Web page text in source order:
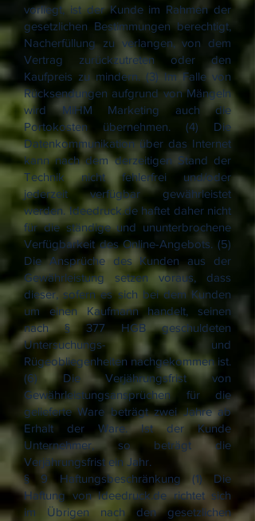
vorliegt, ist der Kunde im Rahmen der
gesetzlichen Bestimmungen berechtigt,
Nacherfüllung zu verlangen, von dem
Vertrag zurückzutreten oder den
Kaufpreis zu mindern. (3) Im Falle von
Rücksendungen aufgrund von Mängeln
wird MiHM Marketing auch die
Portokosten übernehmen. (4) Die
Datenkommunikation über das Internet
kann nach dem derzeitigen Stand der
Technik nicht fehlerfrei und/oder
jederzeit verfügbar gewährleistet
werden. Ideedruck.de haftet daher nicht
für die ständige und ununterbrochene
Verfügbarkeit des Online-Angebots. (5)
Die Ansprüche des Kunden aus der
Gewährleistung setzen voraus, dass
dieser, sofern es sich bei dem Kunden
um einen Kaufmann handelt, seinen
nach § 377 HGB geschuldeten
Untersuchungs- und
Rügeobliegenheiten nachgekommen ist.
(6) Die Verjährungsfrist von
Gewährleistungsansprüchen für die
gelieferte Ware beträgt zwei Jahre ab
Erhalt der Ware. Ist der Kunde
Unternehmer, so beträgt die
Verjährungsfrist ein Jahr.
§ 9 Haftungsbeschränkung (1) Die
Haftung von Ideedruck.de richtet sich
im Übrigen nach den gesetzlichen